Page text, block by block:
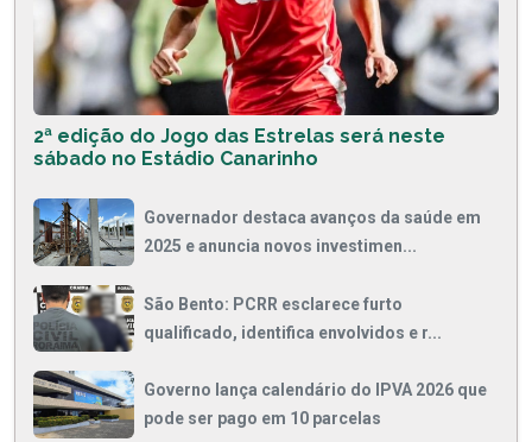
2ª edição do Jogo das Estrelas será neste
sábado no Estádio Canarinho
Governador destaca avanços da saúde em
2025 e anuncia novos investimen...
São Bento: PCRR esclarece furto
qualificado, identifica envolvidos e r...
Governo lança calendário do IPVA 2026 que
pode ser pago em 10 parcelas